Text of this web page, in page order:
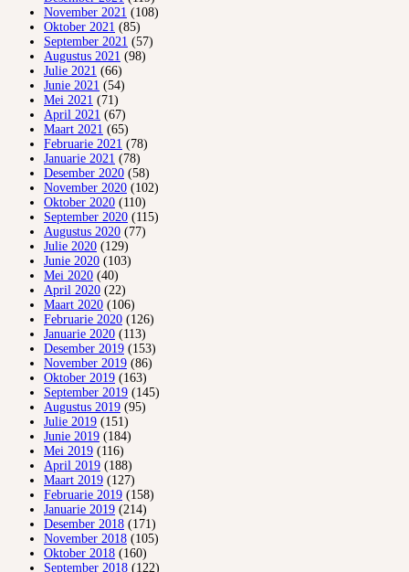
November 2021 (108)
Oktober 2021 (85)
September 2021 (57)
Augustus 2021 (98)
Julie 2021 (66)
Junie 2021 (54)
Mei 2021 (71)
April 2021 (67)
Maart 2021 (65)
Februarie 2021 (78)
Januarie 2021 (78)
Desember 2020 (58)
November 2020 (102)
Oktober 2020 (110)
September 2020 (115)
Augustus 2020 (77)
Julie 2020 (129)
Junie 2020 (103)
Mei 2020 (40)
April 2020 (22)
Maart 2020 (106)
Februarie 2020 (126)
Januarie 2020 (113)
Desember 2019 (153)
November 2019 (86)
Oktober 2019 (163)
September 2019 (145)
Augustus 2019 (95)
Julie 2019 (151)
Junie 2019 (184)
Mei 2019 (116)
April 2019 (188)
Maart 2019 (127)
Februarie 2019 (158)
Januarie 2019 (214)
Desember 2018 (171)
November 2018 (105)
Oktober 2018 (160)
September 2018 (122)